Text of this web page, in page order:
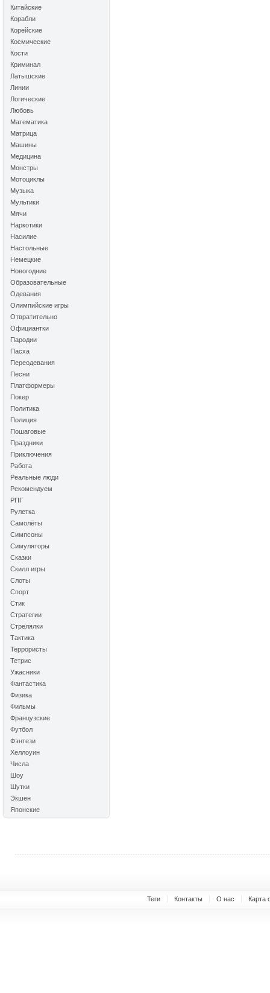
Китайские
Корабли
Корейские
Космические
Кости
Криминал
Латышские
Линии
Логические
Любовь
Математика
Матрица
Машины
Медицина
Монстры
Мотоциклы
Музыка
Мультики
Мячи
Наркотики
Насилие
Настольные
Немецкие
Новогодние
Образовательные
Одевания
Олимпийские игры
Отвратительно
Официантки
Пародии
Пасха
Переодевания
Песни
Платформеры
Покер
Политика
Полиция
Пошаговые
Праздники
Приключения
Работа
Реальные люди
Рекомендуем
РПГ
Рулетка
Самолёты
Симпсоны
Симуляторы
Сказки
Скилл игры
Слоты
Спорт
Стик
Стратегии
Стрелялки
Тактика
Террористы
Тетрис
Ужасники
Фантастика
Физика
Фильмы
Французские
Футбол
Фэнтези
Хеллоуин
Числа
Шоу
Шутки
Экшен
Японские
Теги Контакты О нас Карта